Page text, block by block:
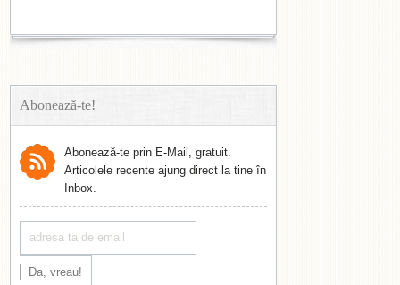
Abonează-te!
Abonează-te prin E-Mail, gratuit.
Articolele recente ajung direct la tine în
Inbox.